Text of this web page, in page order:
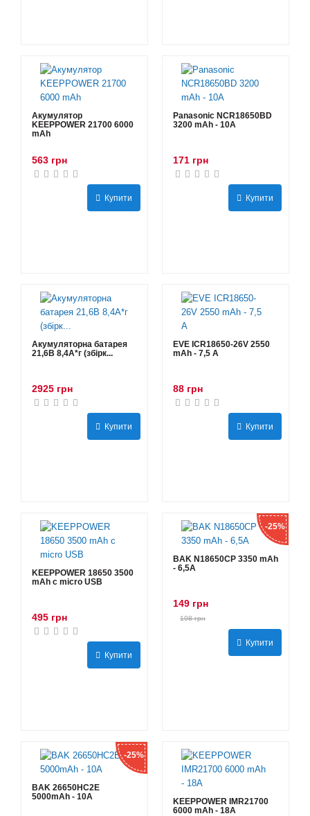
Акумулятор
KEEPPOWER 21700 6000
mAh
563 грн
Купити
Panasonic NCR18650BD
3200 mAh - 10А
171 грн
Купити
Акумуляторна батарея
21,6В 8,4A*г (збірк...
2925 грн
Купити
EVE ICR18650-26V 2550
mAh - 7,5 А
88 грн
Купити
KEEPPOWER 18650 3500
mAh с micro USB
495 грн
Купити
-25%
BAK N18650CP 3350 mAh
- 6,5А
149 грн
198 грн
Купити
-25%
BAK 26650HC2E
5000mAh - 10А
KEEPPOWER IMR21700
6000 mAh - 18А